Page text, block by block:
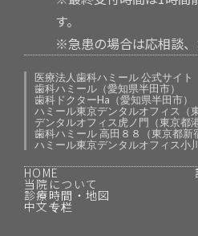
す。
※急患の場合は応相談、
医療法人歯科ハミール 公式サイト
歯科ハミール（愛知県半田市）
歯科ドクターHa（愛知県半田市）
ハミール東京デンタルオフィス（
デンタルオフィス虎ノ門（東京都
歯科ハミール 高田８８（東京都新
ハミール東京デンタルオフィス小
HOME
当院について
診療時間・地図
中文专栏